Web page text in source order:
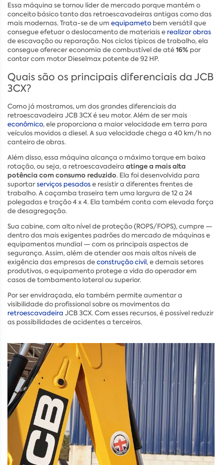
Essa máquina se tornou líder de mercado porque mantém o
conceito básico tanto das retroescavadeiras antigas como das
mais modernas. Trata-se de um equipameto bem versátil que
consegue efetuar o deslocamento de materiais e realizar obras
de escavação ou reparação. Nos ciclos típicos de trabalho, ela
consegue oferecer economia de combustível de até16% por
contar com motor Dieselmax potente de 92 HP.
Quais são os principais diferenciais da JCB
3CX?
Como já mostramos, um dos grandes diferenciais da
retroescavadeira JCB 3CX é seu motor. Além de ser mais
econômico, ele proporciona a maior velocidade em terra para
veículos movidos a diesel. A sua velocidade chega a 40 km/h no
canteiro de obras.
Além disso, essa máquina alcança o máximo torque em baixa
rotação, ou seja, a retroescavadeira atinge a mais alta
potência com consumo reduzido. Ela foi desenvolvida para
suportarserviços pesadose resistir a diferentes frentes de
trabalho. A caçamba traseira tem uma largura de 12 a 24
polegadas e tração 4 x 4. Ela também conta com elevada força
de desagregação.
Sua cabine, com alto nível de proteção (ROPS/FOPS), cumpre —
dentro dos mais exigentes padrões do mercado de máquinas e
equipamentos mundial — com os principais aspectos de
segurança. Assim, além de atender aos mais altos níveis de
exigência das empresas deconstrução civil, e demais setores
produtivos, o equipamento protege a vida do operador em
casos de tombamento lateral ou superior.
Por ser envidraçada, ela também permite aumentar a
visibilidade do profissional sobre os movimentos da
retroescavadeira JCB 3CX. Com esses recursos, é possível reduzir
as possibilidades de acidentes a terceiros.